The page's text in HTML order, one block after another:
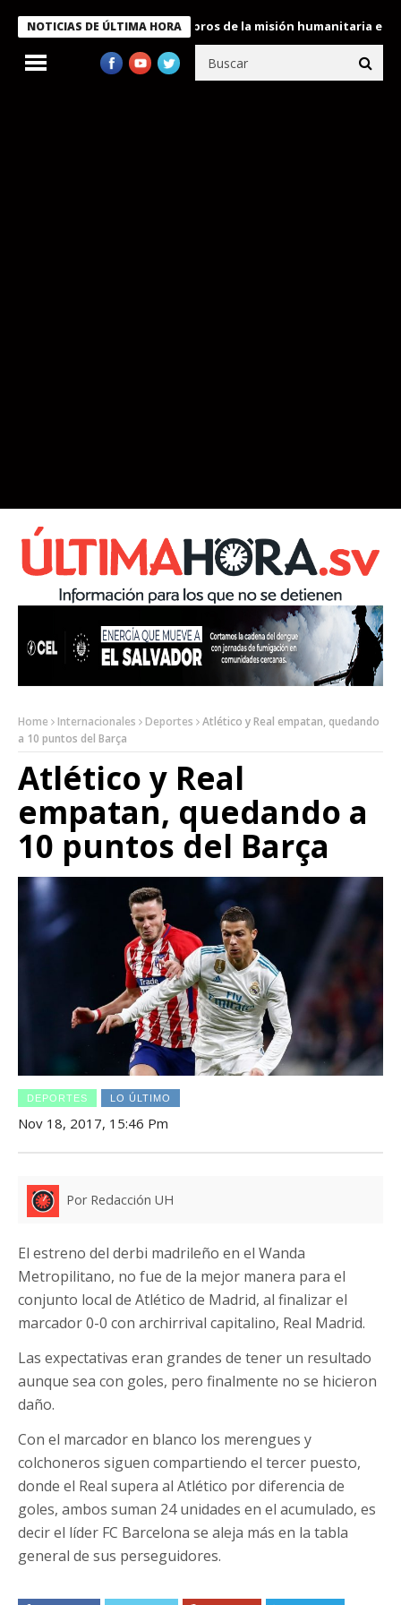
NOTICIAS DE ÚLTIMA HORA
Bukele condecora a miembros de la misión humanitaria enviada
Home Internacionales Deportes
Atlético y Real empatan, quedando
a 10 puntos del Barça
Atlético y Real
empatan, quedando a
10 puntos del Barça
DEPORTES LO ÚLTIMO
Nov 18, 2017, 15:46 Pm
Por Redacción UH
El estreno del derbi madrileño en el Wanda
Metropilitano, no fue de la mejor manera para el
conjunto local de Atlético de Madrid, al finalizar el
marcador 0-0 con archirrival capitalino, Real Madrid.
Las expectativas eran grandes de tener un resultado
aunque sea con goles, pero finalmente no se hicieron
daño.
Con el marcador en blanco los merengues y
colchoneros siguen compartiendo el tercer puesto,
donde el Real supera al Atlético por diferencia de
goles, ambos suman 24 unidades en el acumulado, es
decir el líder FC Barcelona se aleja más en la tabla
general de sus perseguidores.